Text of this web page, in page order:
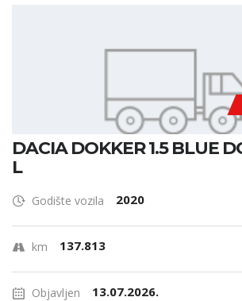
DACIA DOKKER 1.5 BLUE
L
Godište vozila 2020
km 137.813
Objavljen 13.07.2026.